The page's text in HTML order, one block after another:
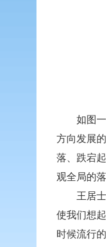
如图
方向发展
落、跌宕
观全局的
王居
使我们想
时候流行